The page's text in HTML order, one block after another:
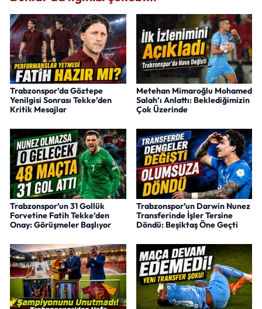
Trabzonspor’da Göztepe
Yenilgisi Sonrası Tekke’den
Kritik Mesajlar
Metehan Mimaroğlu Mohamed
Salah’ı Anlattı: Beklediğimizin
Çok Üzerinde
Trabzonspor’un 31 Gollük
Forvetine Fatih Tekke’den
Onay: Görüşmeler Başlıyor
Trabzonspor’un Darwin Nunez
Transferinde İşler Tersine
Döndü: Beşiktaş Öne Geçti